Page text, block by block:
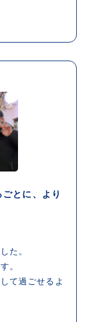
ごとに、より
た。
。
て過ごせるよ